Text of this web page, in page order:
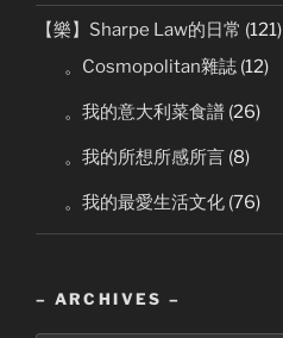
【樂】Sharpe Law的日常 (121)
。Cosmopolitan雜誌 (12)
。我的意大利菜食譜 (26)
。我的所想所感所言 (8)
。我的最愛生活文化 (76)
– ARCHIVES –